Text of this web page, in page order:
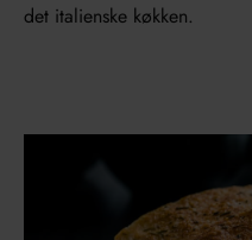
det italienske køkken.